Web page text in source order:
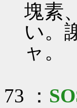
塊素
い。
ャ。
73 ：